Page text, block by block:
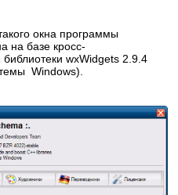
окна программы
на базе кросс-
wxWidgets 2.9.4
Windows).